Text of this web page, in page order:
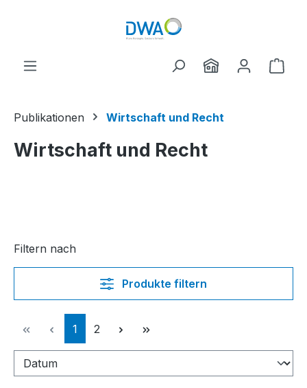
Publikationen Wirtschaft und Recht
Wirtschaft und Recht
Filtern nach
Produkte filtern
Seite
1 Seite
2